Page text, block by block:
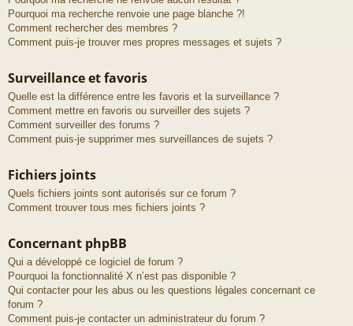
Pourquoi ma recherche renvoie une page blanche ?!
Comment rechercher des membres ?
Comment puis-je trouver mes propres messages et sujets ?
Surveillance et favoris
Quelle est la différence entre les favoris et la surveillance ?
Comment mettre en favoris ou surveiller des sujets ?
Comment surveiller des forums ?
Comment puis-je supprimer mes surveillances de sujets ?
Fichiers joints
Quels fichiers joints sont autorisés sur ce forum ?
Comment trouver tous mes fichiers joints ?
Concernant phpBB
Qui a développé ce logiciel de forum ?
Pourquoi la fonctionnalité X n’est pas disponible ?
Qui contacter pour les abus ou les questions légales concernant ce
forum ?
Comment puis-je contacter un administrateur du forum ?